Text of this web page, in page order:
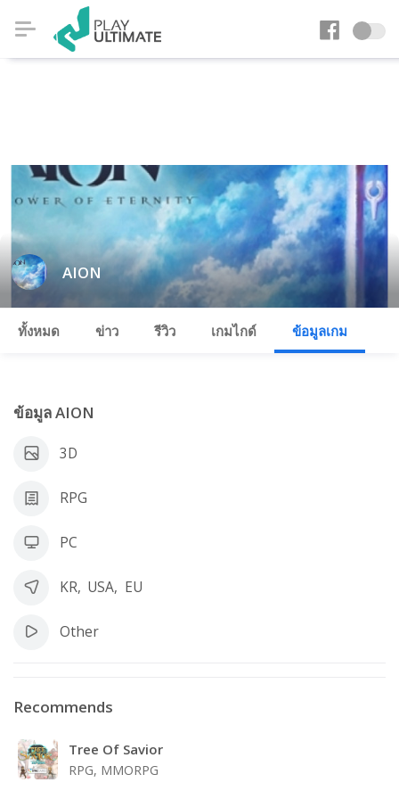
AION
ทั้งหมด ข่าว รีวิว เกมไกด์ ข้อมูลเกม
ข้อมูล AION
3D
RPG
PC
KR, USA, EU
Other
Recommends
Tree Of Savior
RPG, MMORPG